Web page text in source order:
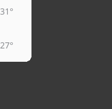
31°
27°